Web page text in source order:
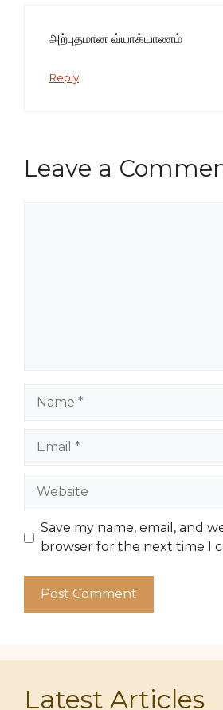
அற்புதமான வ்யாக்யாணம்
Reply
Leave a
Website
Save my name, email, and
browser for the next time I
Latest Articles